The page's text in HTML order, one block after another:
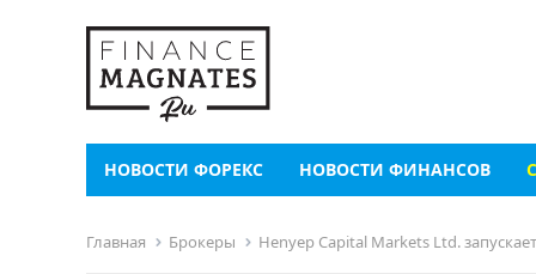
НОВОСТИ ФОРЕКС НОВОСТИ ФИНАНСОВ
Главная Брокеры Henyep Capital Markets Ltd.